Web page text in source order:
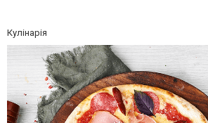
Кулінарія